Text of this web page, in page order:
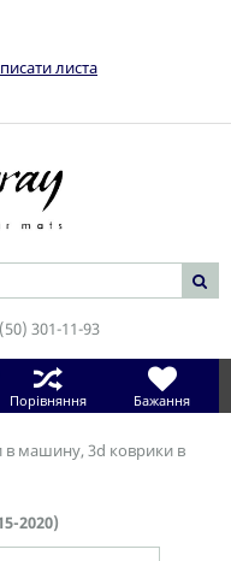
в машину, 3d коврики в
2020)
листа
301-11-93
Порівняння Бажання